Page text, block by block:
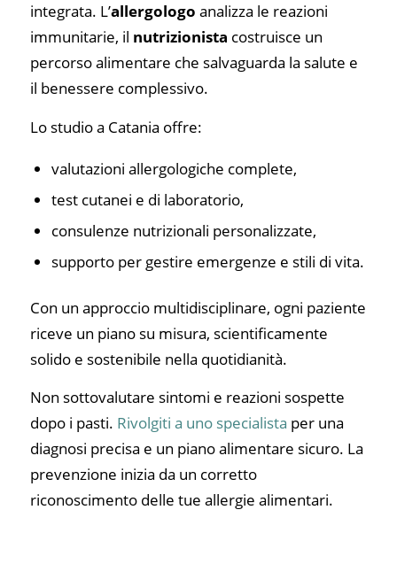
integrata. L’allergologo analizza le reazioni
immunitarie, il nutrizionista costruisce un
percorso alimentare che salvaguarda la salute e
il benessere complessivo.
Lo studio a Catania offre:
valutazioni allergologiche complete,
test cutanei e di laboratorio,
consulenze nutrizionali personalizzate,
supporto per gestire emergenze e stili di vita.
Con un approccio multidisciplinare, ogni paziente
riceve un piano su misura, scientificamente
solido e sostenibile nella quotidianità.
Non sottovalutare sintomi e reazioni sospette
dopo i pasti. Rivolgiti a uno specialista per una
diagnosi precisa e un piano alimentare sicuro. La
prevenzione inizia da un corretto
riconoscimento delle tue allergie alimentari.